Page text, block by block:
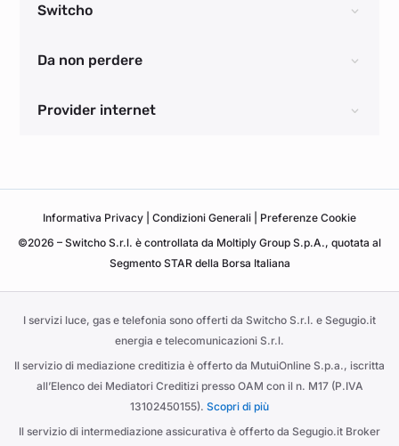
Switcho
Da non perdere
Provider internet
Informativa Privacy Condizioni Generali
Preferenze Cookie
©2026 – Switcho S.r.l. è controllata da Moltiply Group S.p.A., quotata al
Segmento STAR della Borsa Italiana
I servizi luce, gas e telefonia sono offerti da Switcho S.r.l. e Segugio.it
energia e telecomunicazioni S.r.l.
Il servizio di mediazione creditizia è offerto da MutuiOnline S.p.a., iscritta
all’Elenco dei Mediatori Creditizi presso OAM con il n. M17 (P.IVA
13102450155). Scopri di più
Il servizio di intermediazione assicurativa è offerto da Segugio.it Broker